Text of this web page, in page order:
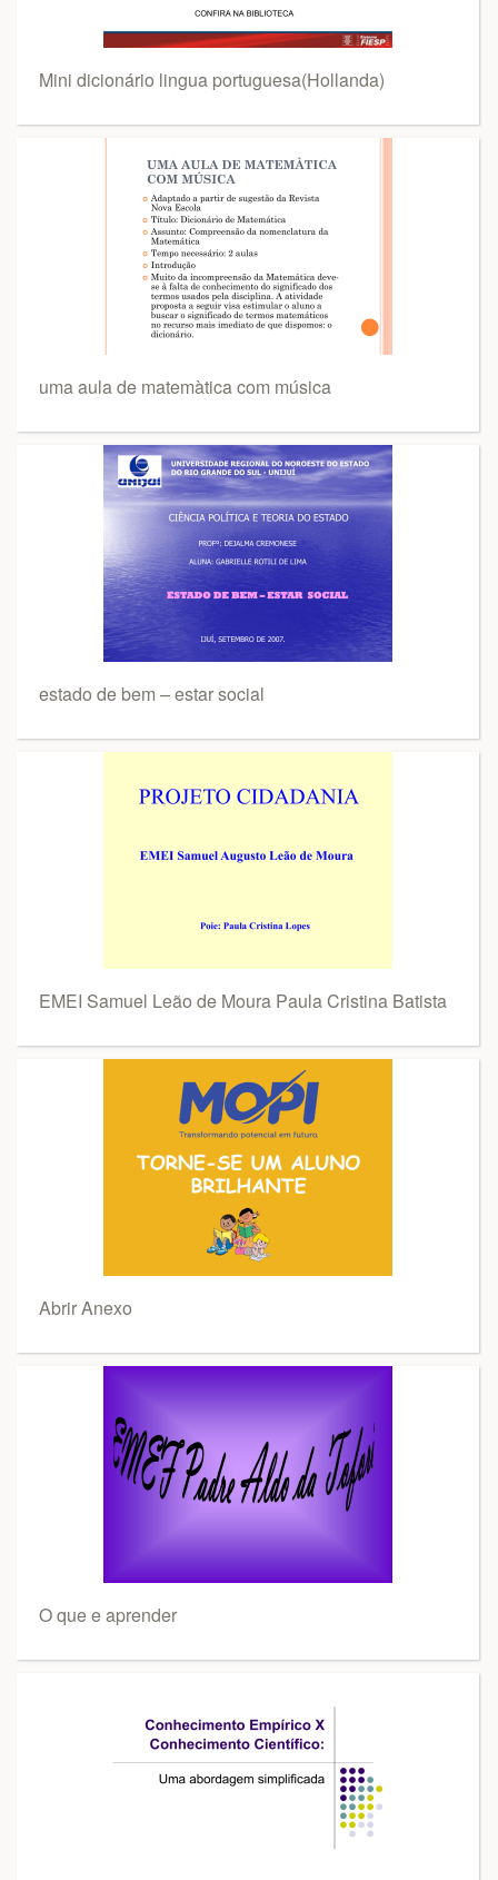
Mini dicionário lingua portuguesa(Hollanda)
uma aula de matemàtica com música
estado de bem – estar social
EMEI Samuel Leão de Moura Paula Cristina Batista
Abrir Anexo
O que e aprender